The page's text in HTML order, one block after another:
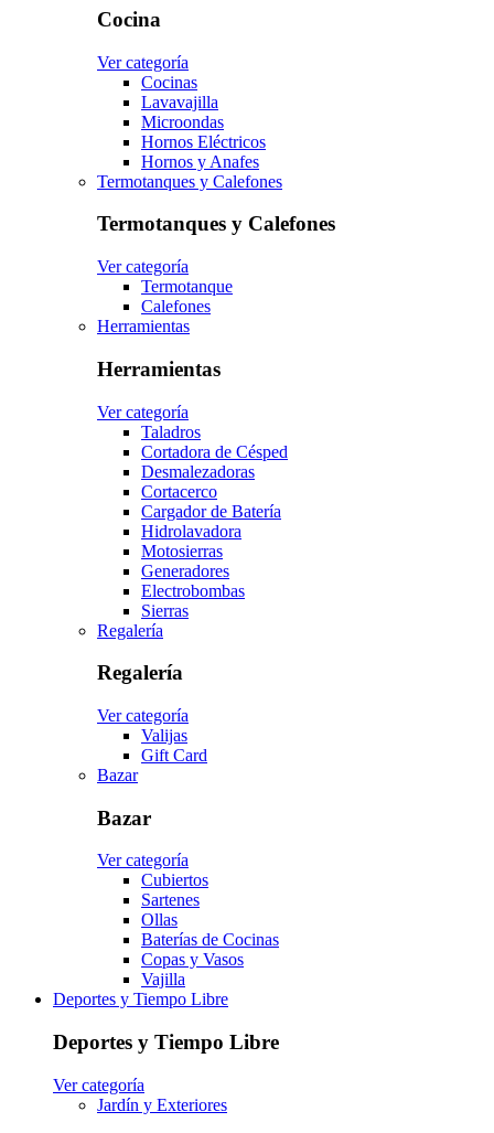
Cocina
Ver categoría
Cocinas
Lavavajilla
Microondas
Hornos Eléctricos
Hornos y Anafes
Termotanques y Calefones
Termotanques y Calefones
Ver categoría
Termotanque
Calefones
Herramientas
Herramientas
Ver categoría
Taladros
Cortadora de Césped
Desmalezadoras
Cortacerco
Cargador de Batería
Hidrolavadora
Motosierras
Generadores
Electrobombas
Sierras
Regalería
Regalería
Ver categoría
Valijas
Gift Card
Bazar
Bazar
Ver categoría
Cubiertos
Sartenes
Ollas
Baterías de Cocinas
Copas y Vasos
Vajilla
Deportes y Tiempo Libre
Deportes y Tiempo Libre
Ver categoría
Jardín y Exteriores